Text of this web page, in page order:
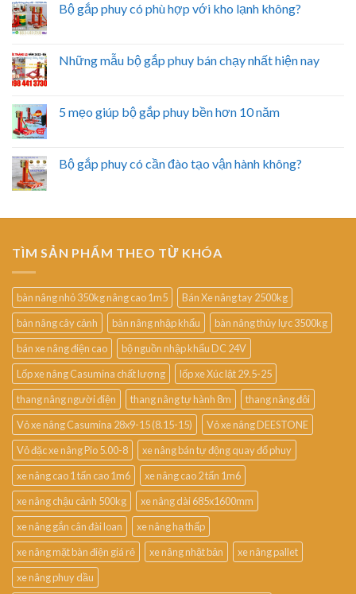
Bộ gắp phuy có phù hợp với kho lạnh không?
Những mẫu bộ gắp phuy bán chạy nhất hiện nay
5 mẹo giúp bộ gắp phuy bền hơn 10 năm
Bộ gắp phuy có cần đào tạo vận hành không?
TÌM SẢN PHẨM THEO TỪ KHÓA
bàn nâng nhỏ 350kg nâng cao 1m5
Bán Xe nâng tay 2500kg
bàn nâng cây cảnh
bàn nâng nhập khẩu
bàn nâng thủy lực 3500kg
bán xe nâng điện cao
bộ nguồn nhập khẩu DC 24V
Lốp xe nâng Casumina chất lượng
lốp xe Xúc lật 29.5-25
thang nâng người điện
thang nâng tự hành 8m
thang nâng đôi
Vỏ xe nâng Casumina 28x9-15 (8.15-15)
Vỏ xe nâng DEESTONE
Vỏ đặc xe nâng Pio 5.00-8
xe nâng bán tự động quay đổ phuy
xe nâng cao 1 tấn cao 1m6
xe nâng cao 2 tấn 1m6
xe nâng chậu cảnh 500kg
xe nâng dài 685x1600mm
xe nâng gắn cân đài loan
xe nâng hạ thấp
xe nâng mặt bàn điện giá rẻ
xe nâng nhật bản
xe nâng pallet
xe nâng phuy dầu